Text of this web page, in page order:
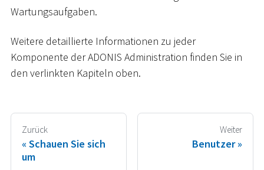
Wartungsaufgaben.
Weitere detaillierte Informationen zu jeder
Komponente der ADONIS Administration finden Sie in
den verlinkten Kapiteln oben.
Zurück
Schauen Sie sich
um
Weiter
Benutzer